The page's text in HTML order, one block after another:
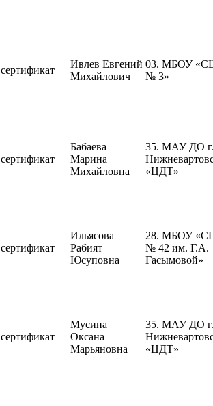
сертификат
Ивлев Евгений
Михайлович
03. МБОУ
№ 3»
сертификат
Бабаева
Марина
Михайловна
35. МАУ ДО г.
«ЦДТ»
сертификат
Ильясова
Рабият
Юсуповна
28. МБОУ
№ 42 им. Г.А.
Гасымовой»
сертификат
Мусина
Оксана
Марьяновна
35. МАУ ДО г.
«ЦДТ»